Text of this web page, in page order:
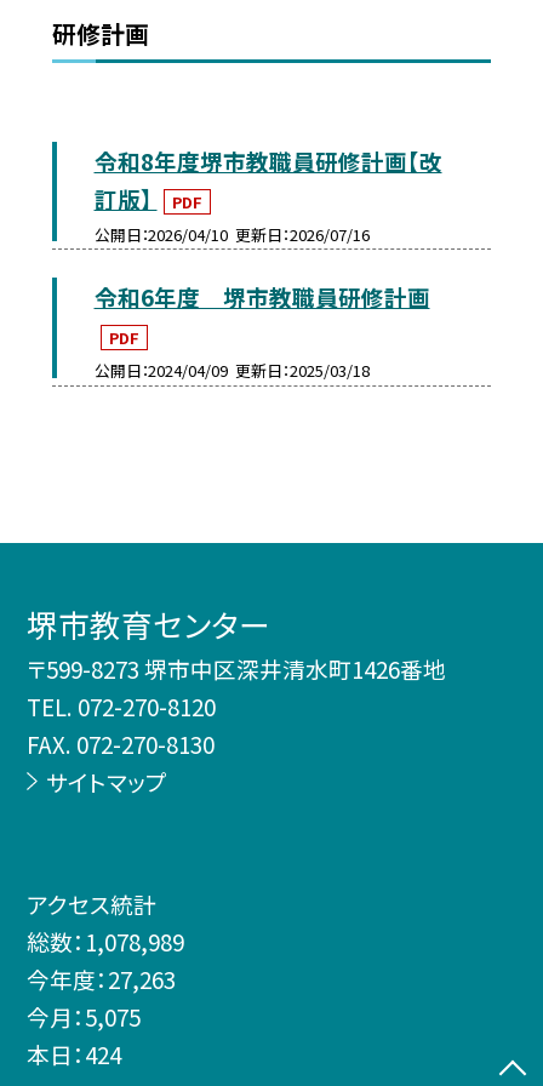
研修計画
令和8年度堺市教職員研修計画【改
訂版】
PDF
公開日 2026/04/10 更新日 2026/07/16
令和6年度 堺市教職員研修計画
PDF
公開日 2024/04/09 更新日 2025/03/18
堺市教育センター
〒599-8273 堺市中区深井清水町1426番地
TEL. 072-270-8120
FAX. 072-270-8130
サイトマップ
アクセス統計
総数： 1,078,989
今年度：27,263
今月：5,075
本日：424